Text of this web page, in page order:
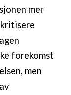
mer
forekomst
men